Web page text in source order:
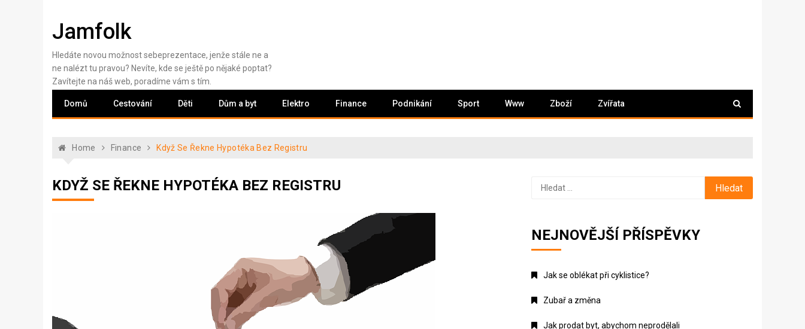
content
Jamfolk
Hledáte novou možnost sebeprezentace, jenže stále ne a
ne nalézt tu pravou? Nevíte, kde se ještě po nějaké poptat?
Zavítejte na náš web, poradíme vám s tím.
Domů Cestování Děti Dům a byt Elektro Finance Podnikání Sport Www Zboží Zvířata
Home Finance Když Se Řekne Hypotéka Bez Registru
KDYŽ SE ŘEKNE HYPOTÉKA BEZ REGISTRU Vyhledávání
NEJNOVĚJŠÍ PŘÍSPĚVKY
Jak se oblékat při cyklistice?
Zubař a změna
Jak prodat byt, abychom neprodělali